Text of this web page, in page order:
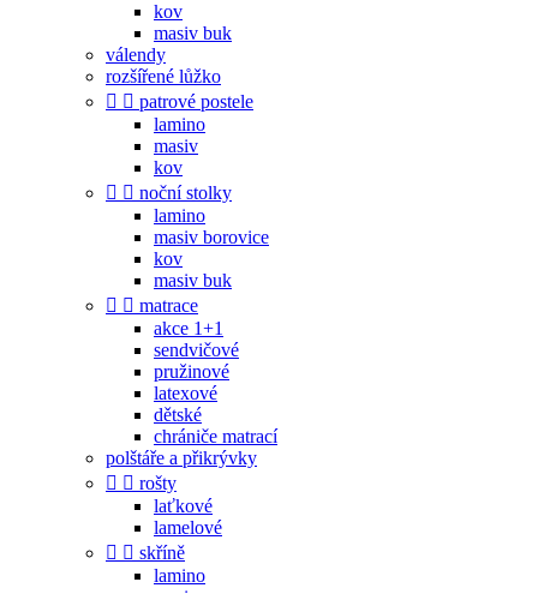
kov
masiv buk
válendy
rozšířené lůžko
  patrové postele
lamino
masiv
kov
  noční stolky
lamino
masiv borovice
kov
masiv buk
  matrace
akce 1+1
sendvičové
pružinové
latexové
dětské
chrániče matrací
polštáře a přikrývky
  rošty
laťkové
lamelové
  skříně
lamino